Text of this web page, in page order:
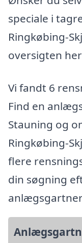
speciale i
Ringkøbing-
oversigten
Vi fandt 6
Find en
Stauning og
Ringkøbing-
flere
din søgning